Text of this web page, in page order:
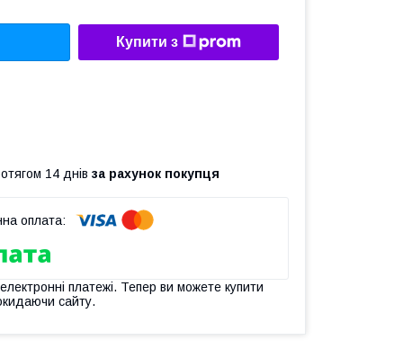
Купити з
14 днів за рахунок покупця
платежі. Тепер ви можете купити
сайту.